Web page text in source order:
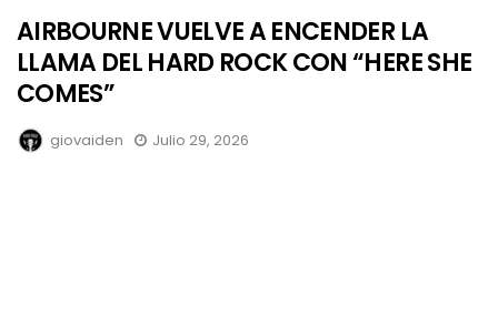
AIRBOURNE VUELVE A ENCENDER LA
LLAMA DEL HARD ROCK CON “HERE SHE
COMES”
giovaiden Julio 29, 2026